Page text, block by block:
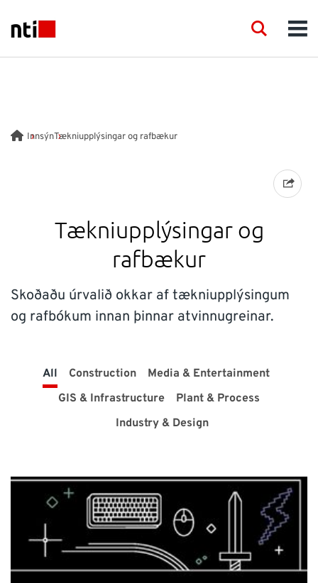
NTI logo
RÁÐGJÖF
VIÐBURÐIR
INNSÝN
Verum í góðu sambandi!
Neðst á síðunni má finna símanúmer, netföng,
NTI Group Brasil Danmark Deutschland
France España Ireland
Norge
Search
InnsýnTækniupplýsingar og rafbækur
Tækniupplýsingar og
rafbækur
Skoðaðu úrvalið okkar af tækniupplýsingum
og rafbókum innan þinnar atvinnugreinar.
All Construction
Media & Entertainment
GIS & Infrastructure
Plant & Process
Industry & Design